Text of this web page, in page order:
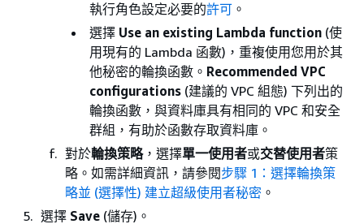
執行角色設定必要的許可 。
選擇 Use an existing Lambda function (使
用現有的 Lambda 函數)，重複使用您用於其
他秘密的輪換函數。 Recommended VPC
configurations (建議的 VPC 組態) 下列出的
輪換函數，與資料庫具有相同的 VPC 和安全
群組，有助於函數存取資料庫。
對於輪換策略，選擇單一使用者或交替使用者策
略。如需詳細資訊，請參閱步驟 1：選擇輪換策
略並 (選擇性) 建立超級使用者秘密 。
選擇 Save (儲存)。